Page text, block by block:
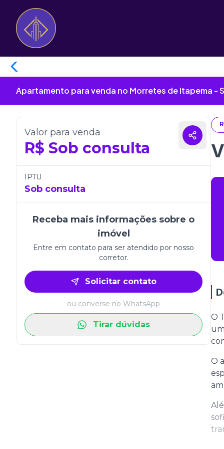
Apartamento para venda no Morretes de Itapema -
Valor para venda
R$ Sob consulta
IPTU
Sob consulta
Receba mais informações sobre o
imóvel
Entre em contato para ser atendido por nosso
corretor.
Solicitar contato
ou converse no WhatsApp
Tirar dúvidas
O
O